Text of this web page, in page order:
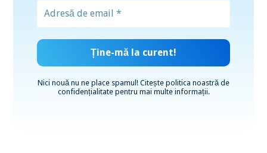
Nici nouă nu ne place spamul! Citește politica noastră de
confidențialitatepentru mai multe informații.